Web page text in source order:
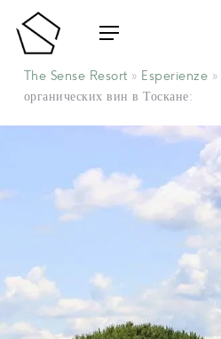
main
content
Menu
The Sense Resort » Esperienze »
органических вин в Тоскане: